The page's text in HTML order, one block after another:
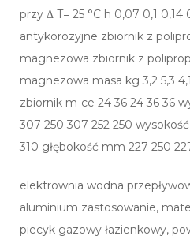
przy Δ T= 25 °C h 0,07 0,1
antykorozyjne zbiornik z
magnezowa zbiornik z
magnezowa masa kg 3,2 5,3
zbiornik m-ce 24 36 24 36 36
307 250 307 252 250
310 głębokość mm 227 250
elektrownia wodna
aluminium zastosowanie,
piecyk gazowy łazienkowy,